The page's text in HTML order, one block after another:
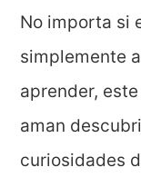
No importa si
simplemente
aprender,
aman
curiosidades